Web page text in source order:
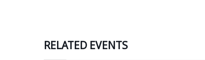
RELATED EVENTS